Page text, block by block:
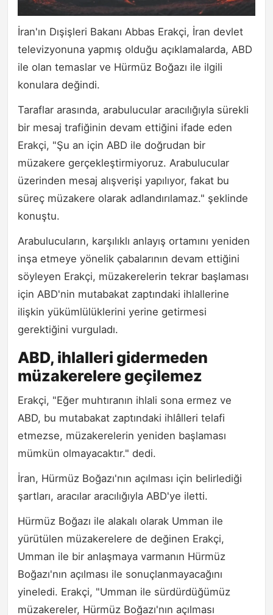
İran'ın Dışişleri Bakanı Abbas Erakçi, İran devlet
televizyonuna yapmış olduğu açıklamalarda, ABD
ile olan temaslar ve Hürmüz Boğazı ile ilgili
konulara değindi.
Taraflar arasında, arabulucular aracılığıyla sürekli
bir mesaj trafiğinin devam ettiğini ifade eden
Erakçi, "Şu an için ABD ile doğrudan bir
müzakere gerçekleştirmiyoruz. Arabulucular
üzerinden mesaj alışverişi yapılıyor, fakat bu
süreç müzakere olarak adlandırılamaz." şeklinde
konuştu.
Arabulucuların, karşılıklı anlayış ortamını yeniden
inşa etmeye yönelik çabalarının devam ettiğini
söyleyen Erakçi, müzakerelerin tekrar başlaması
için ABD'nin mutabakat zaptındaki ihlallerine
ilişkin yükümlülüklerini yerine getirmesi
gerektiğini vurguladı.
ABD, ihlalleri gidermeden
müzakerelere geçilemez
Erakçi, "Eğer muhtıranın ihlali sona ermez ve
ABD, bu mutabakat zaptındaki ihlâlleri telafi
etmezse, müzakerelerin yeniden başlaması
mümkün olmayacaktır." dedi.
İran, Hürmüz Boğazı'nın açılması için belirlediği
şartları, aracılar aracılığıyla ABD'ye iletti.
Hürmüz Boğazı ile alakalı olarak Umman ile
yürütülen müzakerelere de değinen Erakçi,
Umman ile bir anlaşmaya varmanın Hürmüz
Boğazı'nın açılması ile sonuçlanmayacağını
yineledi. Erakçi, "Umman ile sürdürdüğümüz
müzakereler, Hürmüz Boğazı'nın açılması